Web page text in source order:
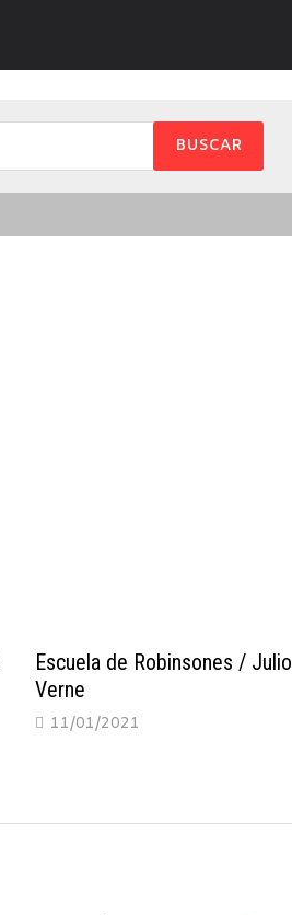
Escuela de Robinsones / Julio
Verne
11/01/2021